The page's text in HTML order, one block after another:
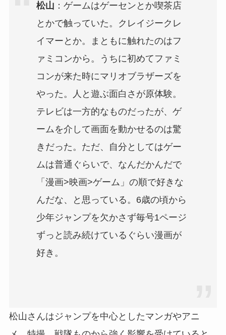
松山 ：ゲームはゲーセンとか喫茶店
とかで触っていた。クレイジークレ
イマーとか。まともに触れたのはフ
ァミコンから。うちに初めてファミ
コンが来た時にマリオブラザーズを
やった。人と遊ぶ面白さが原体験。
テレビは一方的なものだったが、ゲ
ームを介して画面を動かせるのは驚
きだった。ただ、自分としてはゲー
ムは普通ぐらいで、なんだかんだで
「漫画>映画>ゲーム」の順で好きな
んだな、と思っている。6歳の頃から
少年ジャンプを欠かさず毎号1ページ
ずっと読み続けているぐらい漫画が
好き。
松山さんはジャンプを中心としたマンガやアニ